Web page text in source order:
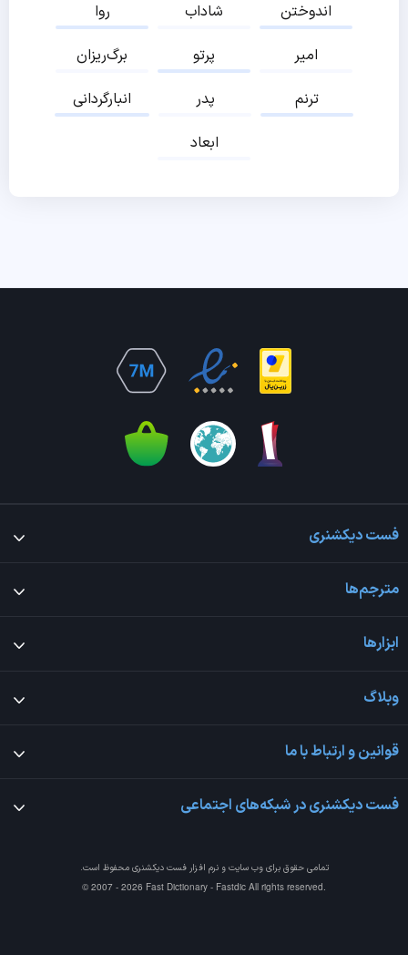
روا
شاداب
اندوختن
برگ‌ریزان
پرتو
امیر
انبارگردانی
پدر
ترنم
ابعاد
فست دیکشنری
مترجم‌ها
ابزارها
وبلاگ
قوانین و ارتباط با ما
فست دیکشنری در شبکه‌های اجتماعی
تمامی حقوق برای وب سایت و نرم افزارفست دیکشنری محفوظ است.
© 2007 - 2026 Fast Dictionary - Fastdic All rights reserved.